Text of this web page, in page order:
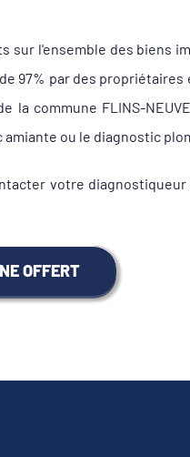
l'ensemble des biens
97% par des
commune FLINS-
ou le diagnostic
votre diagnostiqueur
OFFERT